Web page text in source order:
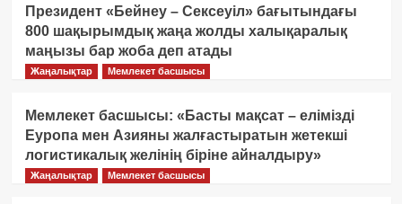
Президент «Бейнеу – Сексеуіл» бағытындағы
800 шақырымдық жаңа жолды халықаралық
маңызы бар жоба деп атады
Жаңалықтар Мемлекет басшысы
Мемлекет басшысы: «Басты мақсат – елімізді
Еуропа мен Азияны жалғастыратын жетекші
логистикалық желінің біріне айналдыру»
Жаңалықтар Мемлекет басшысы